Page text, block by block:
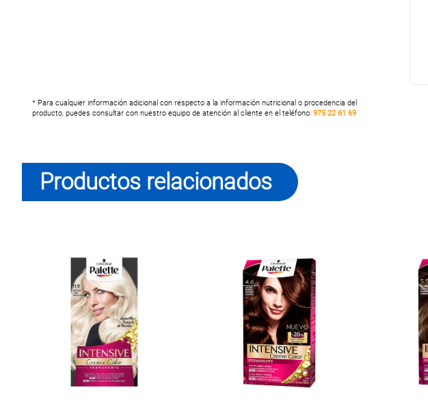
* Para cualquier información adicional con respecto a la información nutricional o procedencia del
producto, puedes consultar con nuestro equipo de atención al cliente en el teléfono: 975 22 61 69
Productos relacionados